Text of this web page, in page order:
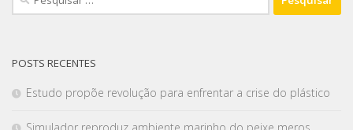
POSTS RECENTES
Estudo propõe revolução para enfrentar a crise do plástico